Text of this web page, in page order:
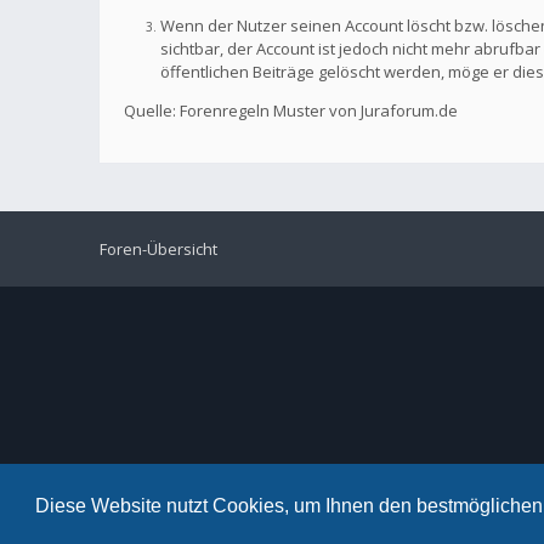
Diese Website nutzt Cookies, um Ihnen den
Wenn der Nutzer seinen Account löscht bzw.
sichtbar, der Account ist jedoch nicht mehr
öffentlichen Beiträge gelöscht werden, möge er
Quelle: Forenregeln Muster von Juraforum.de
Foren-Übersicht